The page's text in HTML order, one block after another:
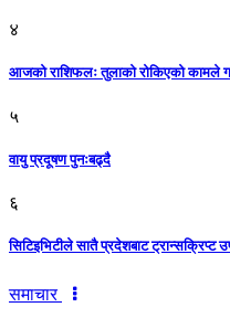
४
आजको राशिफलः तुलाकाे रोकिएको कामले
५
वायु प्रदूषण पुनःबढ्दै
६
सिटिइभिटीले सातै प्रदेशबाट ट्रान्सक्रिप्ट
समाचार